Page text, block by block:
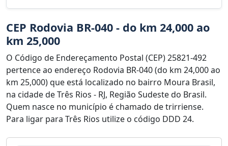
CEP Rodovia BR-040 - do km 24,000 ao
km 25,000
O Código de Endereçamento Postal (CEP) 25821-492
pertence ao endereço Rodovia BR-040 (do km 24,000 ao
km 25,000) que está localizado no bairro Moura Brasil,
na cidade de Três Rios - RJ, Região Sudeste do Brasil.
Quem nasce no município é chamado de trirriense.
Para ligar para Três Rios utilize o código DDD 24.